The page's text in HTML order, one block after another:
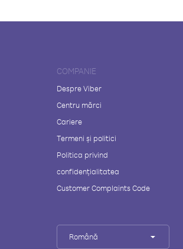
COMPANIE
Despre Viber
Centru mărci
Cariere
Termeni și politici
Politica privind
confidențialitatea
Customer Complaints Code
Română